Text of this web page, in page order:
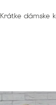
Krátke dámske